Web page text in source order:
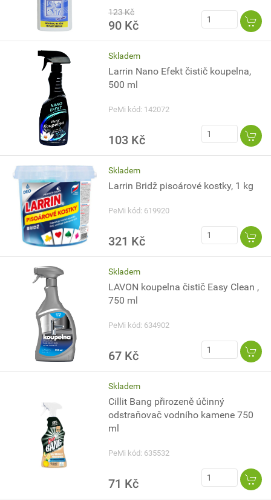
123 Kč
90 Kč
Skladem
Larrin Nano Efekt čistič koupelna,
500 ml
PeMi kód: 142072
103 Kč
Skladem
Larrin Bridž pisoárové kostky, 1 kg
PeMi kód: 619920
321 Kč
Skladem
LAVON koupelna čistič Easy Clean ,
750 ml
PeMi kód: 634902
67 Kč
Skladem
Cillit Bang přirozeně účinný
odstraňovač vodního kamene 750
ml
PeMi kód: 635532
71 Kč